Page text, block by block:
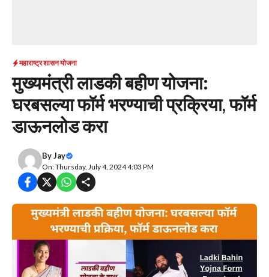
महाराष्ट्र शासन योजना
मुख्यमंत्री लाडकी बहीण योजना:
घरबसल्या फॉर्म भरण्याची प्रक्रिया, फॉर्म
डाऊनलोड करा
ByJay
On: Thursday, July 4, 2024 4:03 PM